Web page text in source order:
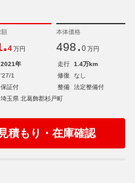
額
.4 万円
本体価格
498. 0 万円
2021年 走行
1.4万km
'27/1 修復
なし
保証付 整備
法定整備付
埼玉県 北葛飾郡杉戸町
見積もり・在庫確認